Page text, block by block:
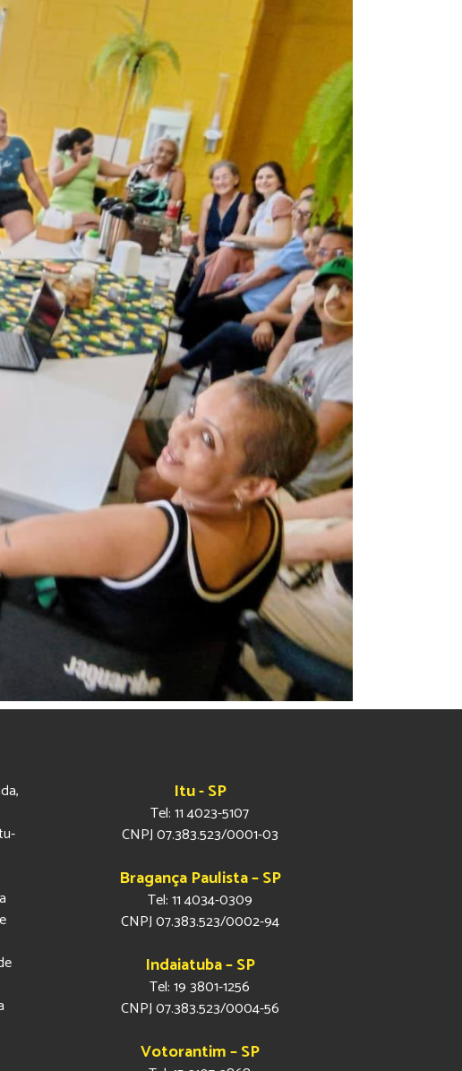
Itu - SP
Tel: 11 4023-5107
CNPJ 07.383.523/0001-03
Bragança Paulista – SP
Tel: 11 4034-0309
CNPJ 07.383.523/0002-94
Indaiatuba – SP
Tel: 19 3801-1256
CNPJ 07.383.523/0004-56
Votorantim – SP